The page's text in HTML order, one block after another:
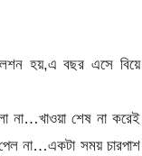
হয়,এ বছর এসে বিয়ে
না…খাওয়া শেষ না করেই
না…একটা সময় চারপাশ